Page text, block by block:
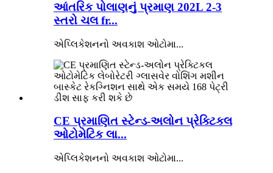
આંતરિક પોલાણનું પ્રમાણ 202L 2-3
સ્તરો ચલ fr...
એપ્લિકેશનનો અવકાશ ઓટોમા...
CE પ્રમાણિત સ્ટેન્ડ-અલોન પ્રેક્ટિકલ
ઓટોમેટિક લા...
એપ્લિકેશનનો અવકાશ ઓટોમા...